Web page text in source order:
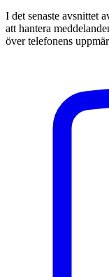
I det senaste avsnittet
att hantera
över telefonens